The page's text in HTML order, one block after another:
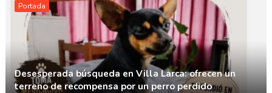
Portada
Desesperada búsqueda en Villa Larca: ofrecen un
terreno de recompensa por un perro perdido